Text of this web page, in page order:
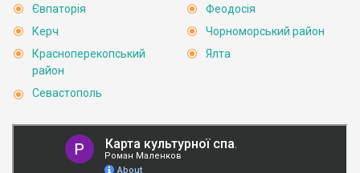
Євпаторія
Керч
Красноперекопський
район
Севастополь
Феодосія
Чорноморський район
Ялта